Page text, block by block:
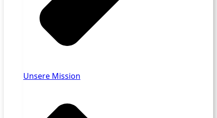
Unsere Mission